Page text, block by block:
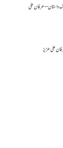
داستان – عرفان علی